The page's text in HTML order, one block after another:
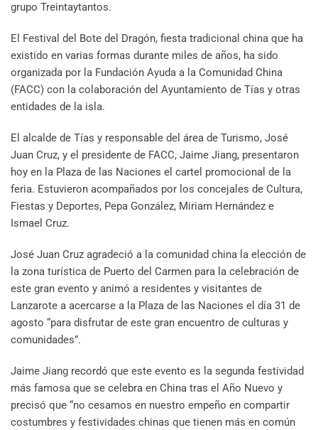
grupo Treintaytantos.
El Festival del Bote del Dragón, fiesta tradicional china que ha
existido en varias formas durante miles de años, ha sido
organizada por la Fundación Ayuda a la Comunidad China
(FACC) con la colaboración del Ayuntamiento de Tías y otras
entidades de la isla.
El alcalde de Tías y responsable del área de Turismo, José
Juan Cruz, y el presidente de FACC, Jaime Jiang, presentaron
hoy en la Plaza de las Naciones el cartel promocional de la
feria. Estuvieron acompañados por los concejales de Cultura,
Fiestas y Deportes, Pepa González, Miriam Hernández e
Ismael Cruz.
José Juan Cruz agradeció a la comunidad china la elección de
la zona turística de Puerto del Carmen para la celebración de
este gran evento y animó a residentes y visitantes de
Lanzarote a acercarse a la Plaza de las Naciones el día 31 de
agosto “para disfrutar de este gran encuentro de culturas y
comunidades”.
Jaime Jiang recordó que este evento es la segunda festividad
más famosa que se celebra en China tras el Año Nuevo y
precisó que “no cesamos en nuestro empeño en compartir
costumbres y festividades chinas que tienen más en común